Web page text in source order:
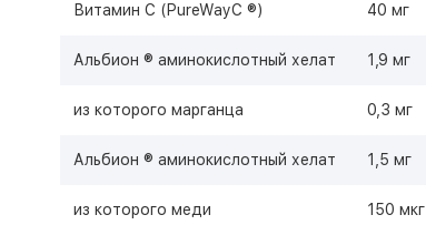
Витамин С (PureWayC ®) 40 мг
Альбион ® аминокислотный хелат 1,9 мг
из которого марганца 0,3 мг
Альбион ® аминокислотный хелат 1,5 мг
из которого меди 150 мкг